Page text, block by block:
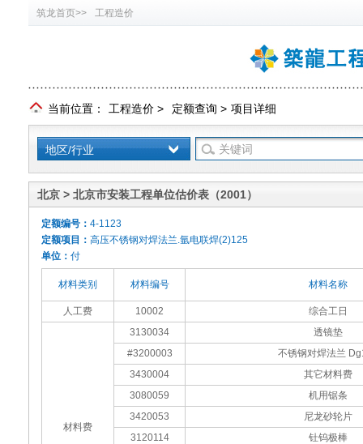
筑龙首页>> 工程造价
当前位置： 工程造价 > 定额查询 > 项目详细
地区/行业
北京 > 北京市安装工程单位估价表（2001）
定额编号： 4-1123
定额项目： 高压不锈钢对焊法兰.氩电联焊(2)125
单位： 付
材料类别 材料编号 材料名称
人工费 10002 综合工日
材料费
3130034
透镜垫
#3200003
不锈钢对焊法兰
3430004
其它材料费
3080059
机用锯条
3420053
尼龙砂轮片
3120114
钍钨极棒